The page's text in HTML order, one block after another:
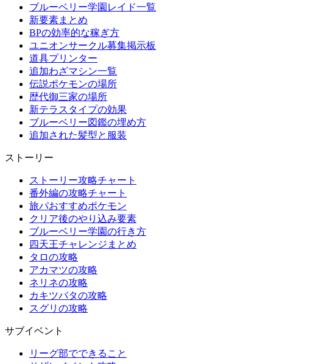
ブルーベリー学園レイド一覧
新要素まとめ
BPの効率的な稼ぎ方
ユニオンサークル募集掲示板
道具プリンター
追加わざマシン一覧
伝説ポケモンの場所
歴代御三家の場所
新テラスタイプの効果
ブルーベリー図鑑の埋め方
追加された髪型と服装
ストーリー
ストーリー攻略チャート
番外編の攻略チャート
旅パおすすめポケモン
クリア後のやり込み要素
ブルーベリー学園の行き方
四天王チャレンジまとめ
タロの攻略
アカマツの攻略
ネリネの攻略
カキツバタの攻略
スグリの攻略
サブイベント
リーグ部でできること